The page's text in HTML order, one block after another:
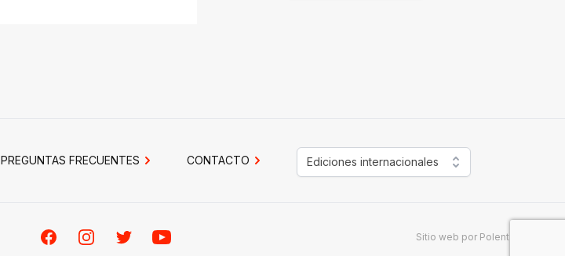
PREGUNTAS FRECUENTES CONTACTO Ediciones internacionales
FacebookInstagramTwitterYoutube Sitio web por Polenta